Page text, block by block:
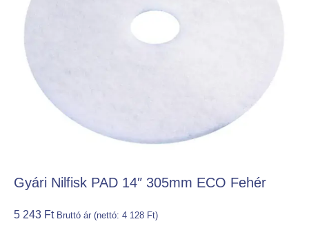
Gyári Nilfisk PAD 14″ 305mm ECO Fehér
5 243 Ft Bruttó ár (nettó: 4 128 Ft)